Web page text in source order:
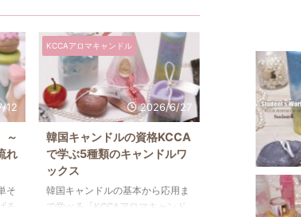
12
～
れ
そ
る
KCCAアロマキャンドル
2026/6/27
韓国キャンドルの資格KCCA
で学ぶ5種類のキャンドルワ
ックス
韓国キャンドルの基本から応用ま
で学べる「KCCAアロマキャンド